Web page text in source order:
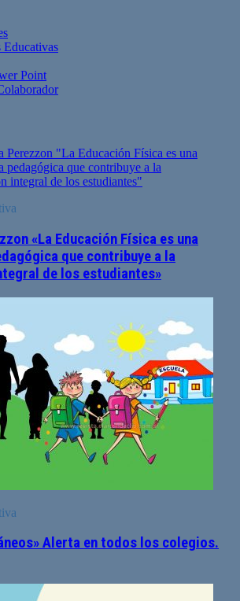
Point
«La Educación Física es una
que contribuye a la
de los estudiantes»
Alerta en todos los colegios.